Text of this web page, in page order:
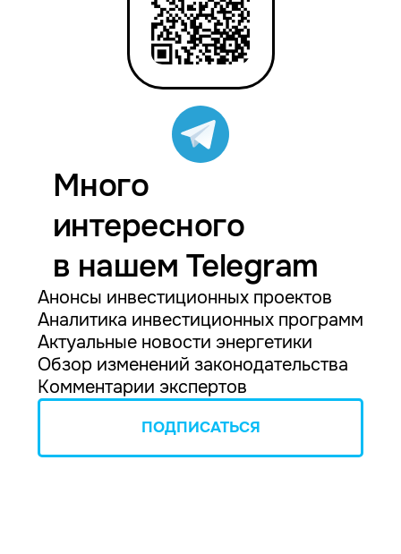
Много
интересного
в нашем Telegram
Анонсы инвестиционных проектов
Аналитика инвестиционных программ
Актуальные новости энергетики
Обзор изменений законодательства
Комментарии экспертов
ПОДПИСАТЬСЯ